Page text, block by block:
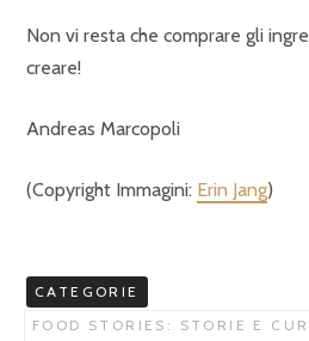
Non vi resta che comprare gli
creare!
Andreas Marcopoli
(Copyright Immagini: Erin Jang)
CATEGORIE
FOOD STORIES: STORIE E